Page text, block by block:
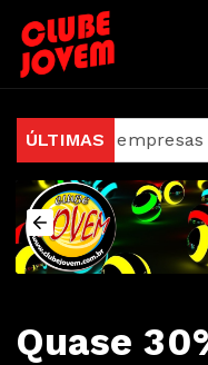
ÚLTIMAS
empresas donas
Quase